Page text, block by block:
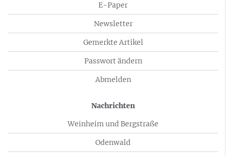
E-Paper
Newsletter
Gemerkte Artikel
Passwort ändern
Abmelden
Nachrichten
Weinheim und Bergstraße
Odenwald